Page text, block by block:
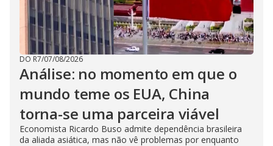
DO R7/07/08/2026
Análise: no momento em que o
mundo teme os EUA, China
torna-se uma parceira viável
Economista Ricardo Buso admite dependência brasileira
da aliada asiática, mas não vê problemas por enquanto